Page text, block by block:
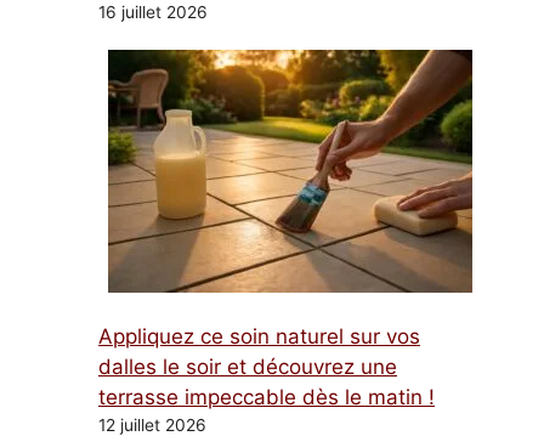
16 juillet 2026
Appliquez ce soin naturel sur vos
dalles le soir et découvrez une
terrasse impeccable dès le matin !
12 juillet 2026